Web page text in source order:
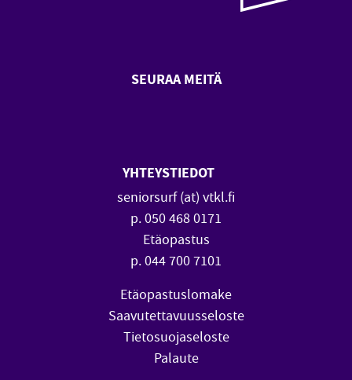
SEURAA MEITÄ
YHTEYSTIEDOT
seniorsurf (at) vtkl.fi
p. 050 468 0171
Etäopastus
p. 044 700 7101
Etäopastuslomake
Saavutettavuusseloste
Tietosuojaseloste
Palaute